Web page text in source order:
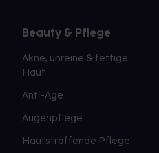
Beauty & Pflege
Akne, unreine & fettige
Haut
Anti-Age
Augenpflege
Hautstraffende Pflege